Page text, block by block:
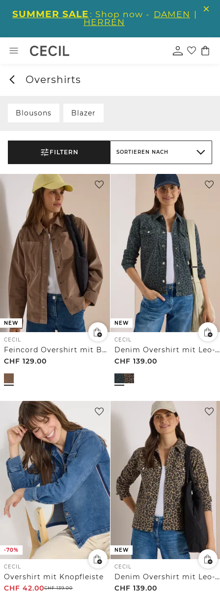
SUMMER SALE : Shop now - DAMEN |
HERREN
Overshirts
Blousons Blazer
FILTERN SORTIEREN NACH
NEW
CECIL
Feincord Overshirt mit Brusttaschen
CHF 129.00
NEW
CECIL
Denim Overshirt mit Leo-Muster
CHF 139.00
-70%
CECIL
Overshirt mit Knopfleiste
CHF 42.00CHF139.00
NEW
CECIL
Denim Overshirt mit Leo-Muster
CHF 139.00